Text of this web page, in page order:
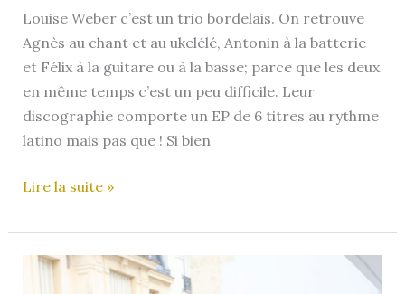
Louise Weber c’est un trio bordelais. On retrouve
Agnès au chant et au ukelélé, Antonin à la batterie
et Félix à la guitare ou à la basse; parce que les deux
en même temps c’est un peu difficile. Leur
discographie comporte un EP de 6 titres au rythme
latino mais pas que ! Si bien
Louise
Lire la suite »